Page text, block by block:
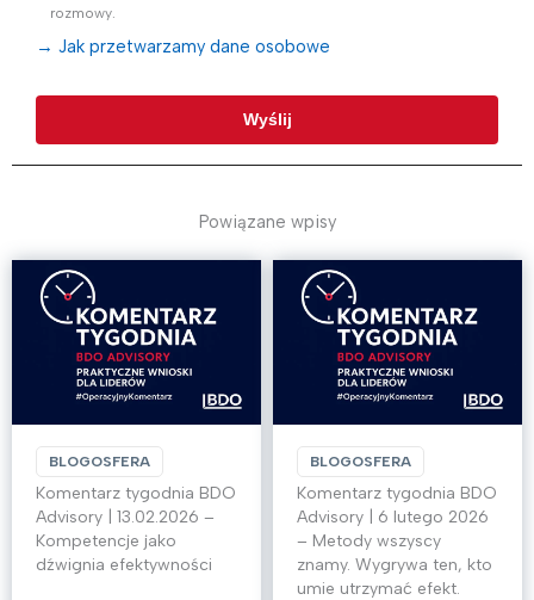
rozmowy.
→ Jak przetwarzamy dane osobowe
Powiązane wpisy
BLOGOSFERA
Komentarz tygodnia BDO
Advisory | 13.02.2026 –
Kompetencje jako
dźwignia efektywności
BLOGOSFERA
Komentarz tygodnia BDO
Advisory | 6 lutego 2026
– Metody wszyscy
znamy. Wygrywa ten, kto
umie utrzymać efekt.